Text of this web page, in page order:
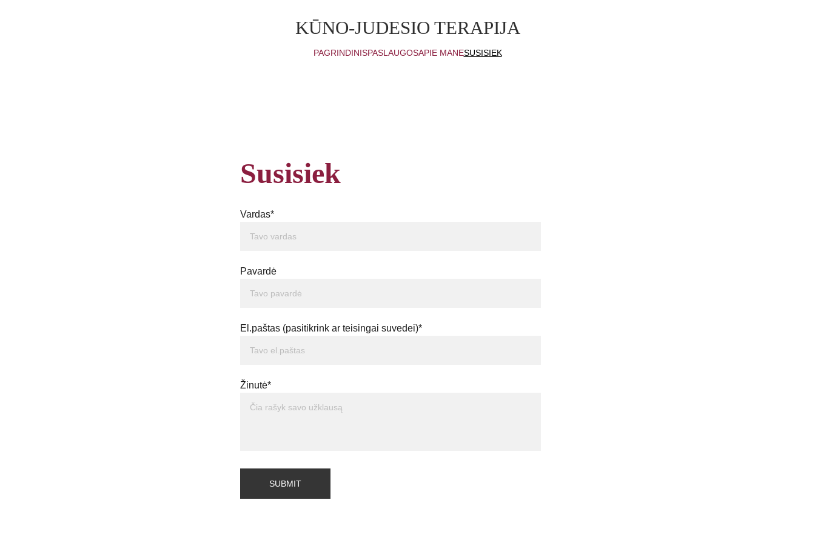
KŪNO-JUDESIO TERAPIJA
PAGRINDINISPASLAUGOSAPIE MANESUSISIEK
Susisiek
Vardas*
Pavardė
El.paštas (pasitikrink ar teisingai suvedei)*
Žinutė*
SUBMIT